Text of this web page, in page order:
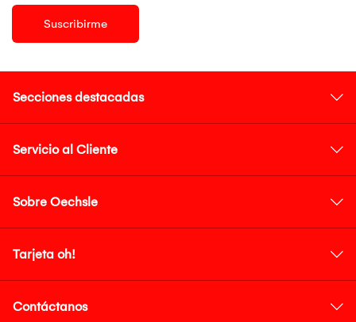
Suscribirme
Secciones destacadas
Servicio al Cliente
Sobre Oechsle
Tarjeta oh!
Contáctanos